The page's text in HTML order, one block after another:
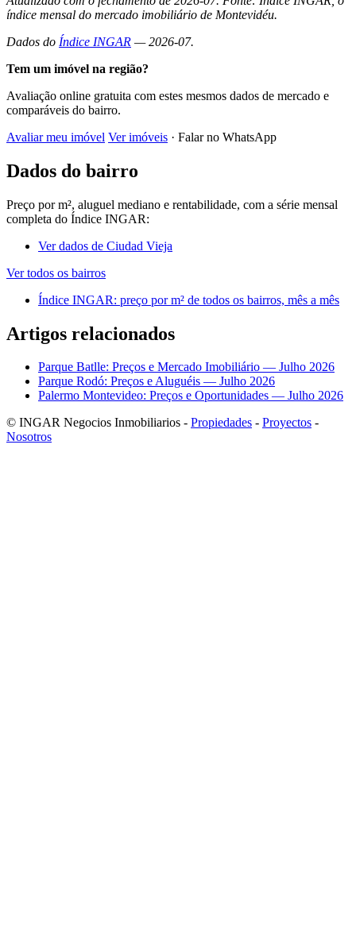
índice mensal do mercado imobiliário de Montevidéu.
Dados do Índice INGAR — 2026-07.
Tem um imóvel na região?
Avaliação online gratuita com estes mesmos dados de mercado e
comparáveis do bairro.
Avaliar meu imóvel Ver imóveis · Falar no WhatsApp
Dados do bairro
Preço por m², aluguel mediano e rentabilidade, com a série mensal
completa do Índice INGAR:
Ver dados de Ciudad Vieja
Ver todos os bairros
Índice INGAR: preço por m² de todos os bairros, mês a mês
Artigos relacionados
Parque Batlle: Preços e Mercado Imobiliário — Julho 2026
Parque Rodó: Preços e Aluguéis — Julho 2026
Palermo Montevideo: Preços e Oportunidades — Julho 2026
© INGAR Negocios Inmobiliarios - Propiedades - Proyectos -
Nosotros